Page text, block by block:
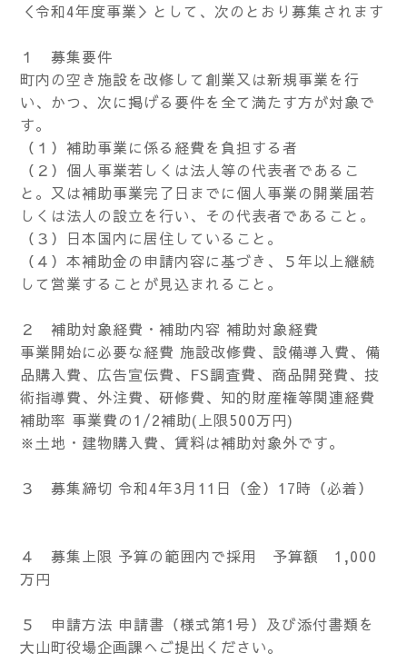
＜令和4年度事業＞として、次のとおり募集されます
１ 募集要件
町内の空き施設を改修して創業又は新規事業を行
い、かつ、次に掲げる要件を全て満たす方が対象で
す。
（１）補助事業に係る経費を負担する者
（２）個人事業若しくは法人等の代表者であるこ
と。又は補助事業完了日までに個人事業の開業届若
しくは法人の設立を行い、その代表者であること。
（３）日本国内に居住していること。
（４）本補助金の申請内容に基づき、５年以上継続
して営業することが見込まれること。
２ 補助対象経費・補助内容 補助対象経費
事業開始に必要な経費 施設改修費、設備導入費、備
品購入費、広告宣伝費、FS調査費、商品開発費、技
術指導費、外注費、研修費、知的財産権等関連経費
補助率 事業費の1/2補助(上限500万円)
※土地・建物購入費、賃料は補助対象外です。
３ 募集締切 令和4年3月11日（金）17時（必着）
４ 募集上限 予算の範囲内で採用 予算額 1,000
万円
５ 申請方法 申請書（様式第1号）及び添付書類を
大山町役場企画課へご提出ください。